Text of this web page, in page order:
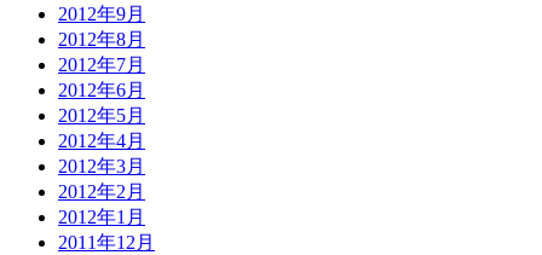
2012年9月
2012年8月
2012年7月
2012年6月
2012年5月
2012年4月
2012年3月
2012年2月
2012年1月
2011年12月